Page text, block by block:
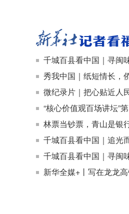
千城百县看中国｜寻闽
秀我中国｜纸短情长，
微纪录片｜把心贴近人
“核心价值观百场讲坛”
林票当钞票，青山是银
千城百县看中国｜追光
千城百县看中国｜寻闽
新华全媒+丨写在龙龙